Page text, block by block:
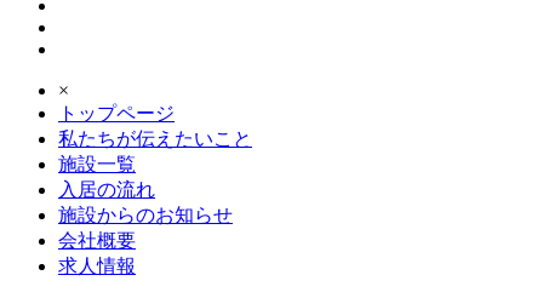
×
トップページ
私たちが伝えたいこと
施設一覧
入居の流れ
施設からのお知らせ
会社概要
求人情報